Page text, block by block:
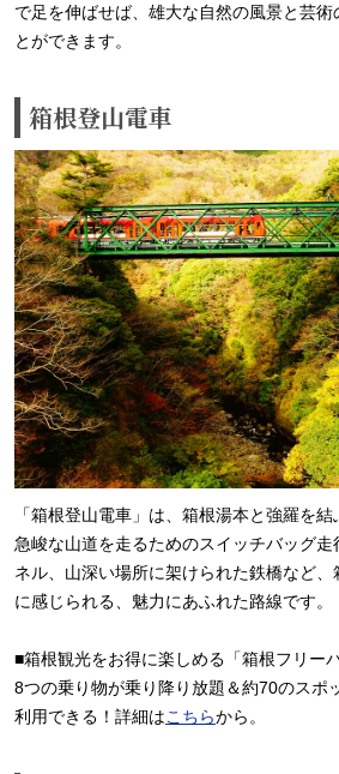
で足を伸ばせば、雄大な自然の風景と芸術
とができます。
箱根登山電車
「箱根登山電車」は、箱根湯本と強羅を
急峻な山道を走るためのスイッチバッグ
ネル、山深い場所に架けられた鉄橋など
に感じられる、魅力にあふれた路線です。
■箱根観光をお得に楽しめる「箱根フリーパ
8つの乗り物が乗り降り放題＆約70のスポ
利用できる！詳細はこちらから。